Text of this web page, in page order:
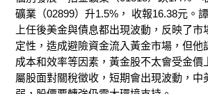
礦業（02899）升1.5%， 收報16.38元。
上任後美金與債息都出現波動，反映了市
定性，造成避險資金流入黃金市場，但他
成本和效率等因素，黃金股不太會受金價
屬股面對關稅徵收，短期會出現波動，中